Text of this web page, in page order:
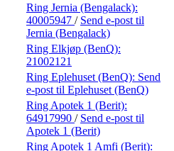
Ring Jernia (Bengalack):
40005947 / Send e-post til
Jernia (Bengalack)
Ring Elkjøp (BenQ):
21002121
Ring Eplehuset (BenQ): Send
e-post til Eplehuset (BenQ)
Ring Apotek 1 (Berit):
64917990 / Send e-post til
Apotek 1 (Berit)
Ring Apotek 1 Amfi (Berit):